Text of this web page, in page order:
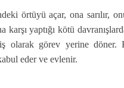
örtüyü açar, ona sarılır,
karşı yaptığı kötü
olarak görev yerine döner.
eder ve evlenir.